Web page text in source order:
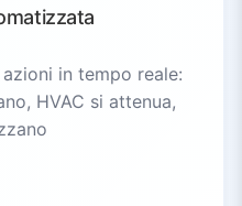
in tempo reale:
HVAC si attenua,